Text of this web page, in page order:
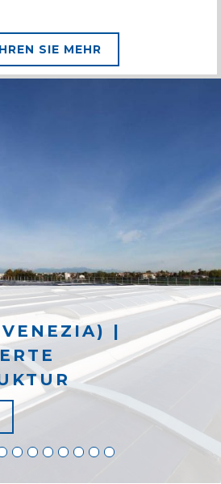
SIE MEHR
|